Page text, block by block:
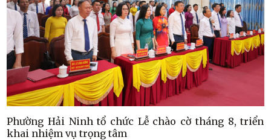
Phường Hải Ninh tổ chức Lễ chào cờ tháng 8, triển
khai nhiệm vụ trọng tâm